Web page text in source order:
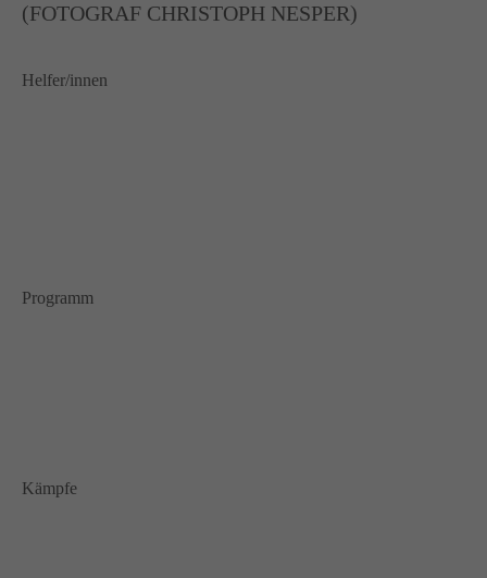
(FOTOGRAF CHRISTOPH NESPER)
Helfer/innen
Programm
Kämpfe